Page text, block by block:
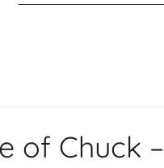
of Chuck –